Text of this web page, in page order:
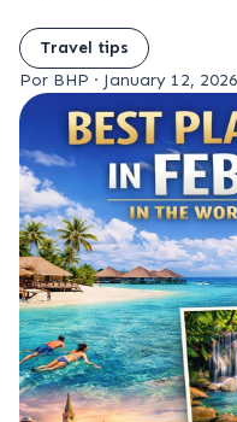
Travel tips
Por BHP · January 12, 2026